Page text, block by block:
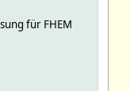
für FHEM